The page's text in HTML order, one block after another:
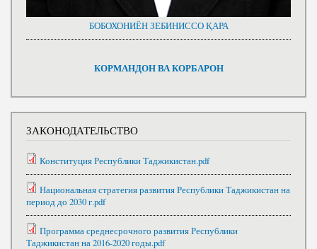
БОБОХОНИЁН ЗЕБИНИССО ҚАРА
КОРМАНДОН ВА КОРБАРОН
ЗАКОНОДАТЕЛЬСТВО
Конституция Республики Таджикистан.pdf
Национальная стратегия развития Республики Таджикистан на
период до 2030 г.pdf
Программа среднесрочного развития Республики
Таджикистан на 2016-2020 годы.pdf